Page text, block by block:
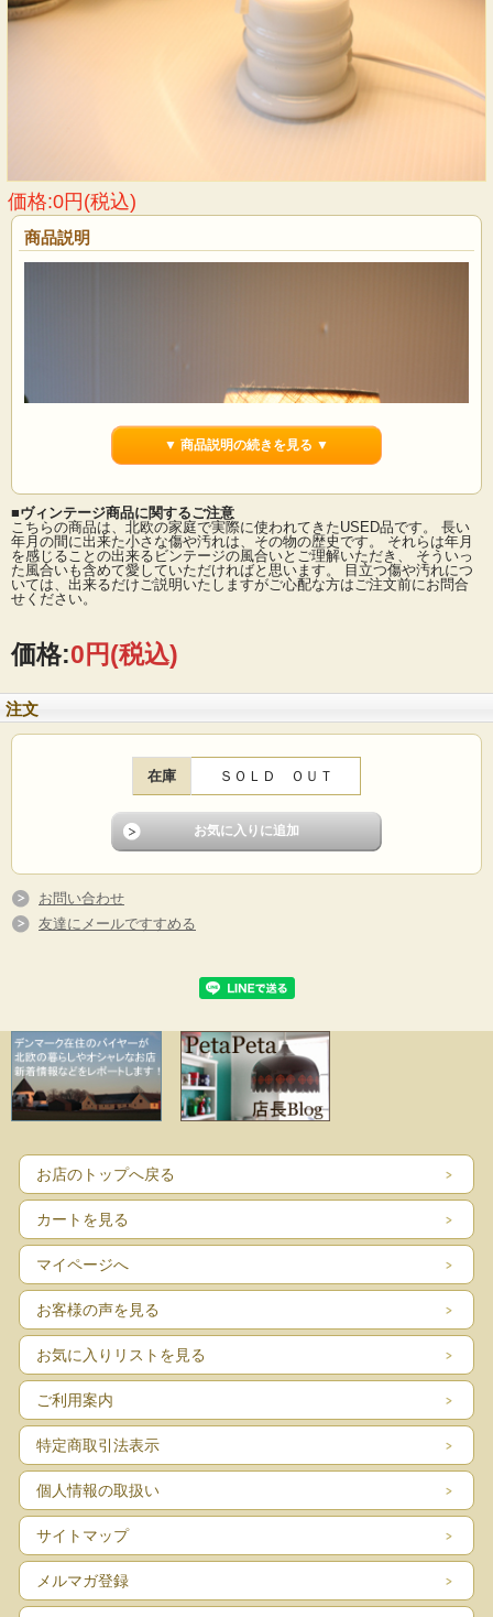
価格:0円(税込)
商品説明
しさが際立つフォルムになります。どのようなインテリアにもマッチするおスス
メのデザインです。電気器具は、日本仕様に国内メーカーに取り付けていただい
んが、シェード専門店にて麻素材のシンプルなものをご用意しました。ランプの
サイズに合わせてお付けしていますが、シェードが不要の場合は、定価より2500
円引きとさせていただきます。
※動作確認済みですが、ご使用にあたってはご自身の責任の下お使いくださいま
せ。電気の入切はソケット横のスイッチで行います。撮影で使用している電球
く仕様です。
■製造国 ：デンマーク
■サイズ ：Φ8.5cm、高さ32cm
■コンディション：目立つダメージなくよいヴィンテージコンディションです。
▼ 商品説明の続きを見る ▼
■ヴィンテージ商品に関するご注意
こちらの商品は、北欧の家庭で実際に使われてきたUSED品です。 長い
年月の間に出来た小さな傷や汚れは、その物の歴史です。 それらは年月
を感じることの出来るビンテージの風合いとご理解いただき、 そういっ
た風合いも含めて愛していただければと思います。 目立つ傷や汚れにつ
いては、出来るだけご説明いたしますがご心配な方はご注文前にお問合
せください。
価格:0円(税込)
注文
在庫 ＳＯＬＤ ＯＵＴ
お問い合わせ
友達にメールですすめる
お店のトップへ戻る
カートを見る
マイページへ
お客様の声を見る
お気に入りリストを見る
ご利用案内
特定商取引法表示
個人情報の取扱い
サイトマップ
メルマガ登録